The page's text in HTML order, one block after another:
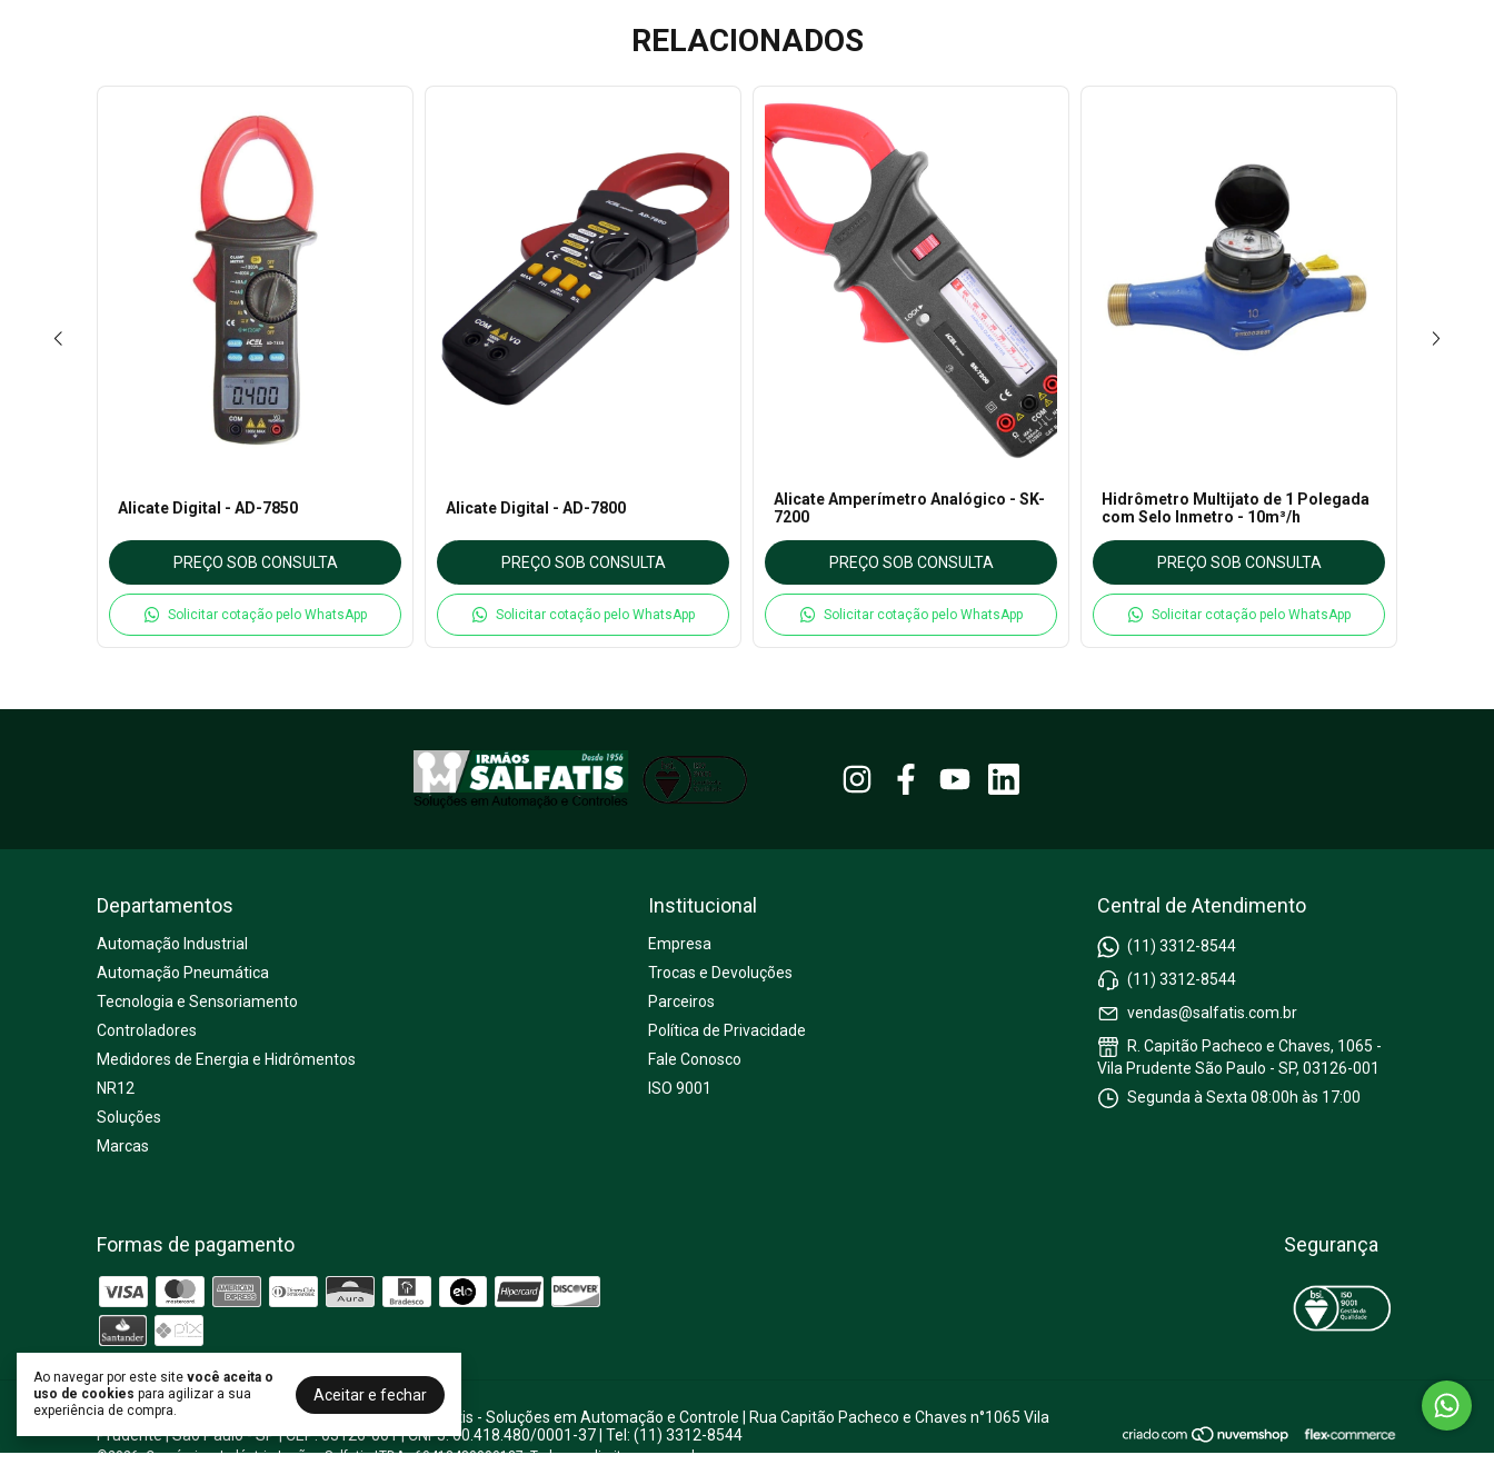
Ao navegar por este site você aceita o
uso de cookies para agilizar a sua
experiência de compra.
Aceitar e fechar
RELACIONADOS
Alicate Digital - AD-7850
PREÇO SOB CONSULTA
Solicitar cotação pelo WhatsApp
Alicate Digital - AD-7800
PREÇO SOB CONSULTA
Solicitar cotação pelo WhatsApp
Alicate Amperímetro Analógico - SK-
7200
PREÇO SOB CONSULTA
Solicitar cotação pelo WhatsApp
Hidrômetro Multijato de 1 Polegada
com Selo Inmetro - 10m³/h
PREÇO SOB CONSULTA
Solicitar cotação pelo WhatsApp
Departamentos
Automação Industrial
Automação Pneumática
Tecnologia e Sensoriamento
Controladores
Medidores de Energia e Hidrômentos
NR12
Soluções
Marcas
Institucional
Empresa
Trocas e Devoluções
Parceiros
Política de Privacidade
Fale Conosco
ISO 9001
Central de Atendimento
(11) 3312-8544
(11) 3312-8544
vendas@salfatis.com.br
R. Capitão Pacheco e Chaves, 1065 -
Vila Prudente São Paulo - SP, 03126-001
Segunda à Sexta 08:00h às 17:00
Formas de pagamento Segurança
Termômetro Infravermelho - TD-965- Irmãos Salfatis - Soluções em Automação e Controle | Rua Capitão Pacheco e Chaves n°1065 Vila
Prudente | São Paulo - SP | CEP: 03126-001 | CNPJ: 60.418.480/0001-37 | Tel: (11) 3312-8544
©2026. Comércio e Indústria Irmãos Salfatis LTDA - 60418480000137. Todos os direitos reservados.